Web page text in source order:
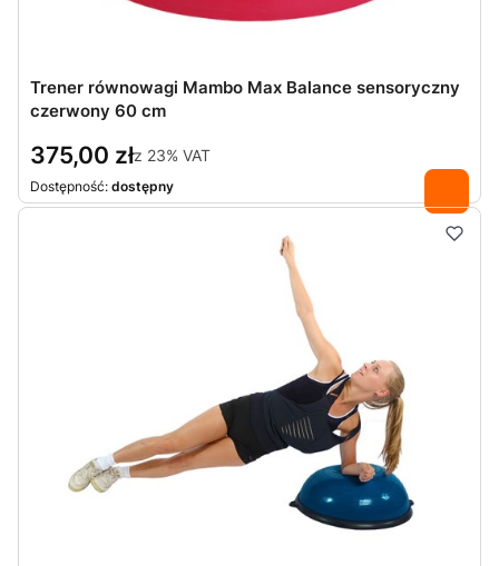
Trener równowagi Mambo Max Balance sensoryczny
czerwony 60 cm
375,00 złz 23% VAT
Dostępność: dostępny